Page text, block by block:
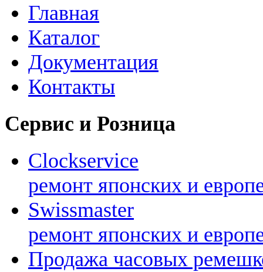
Главная
Каталог
Документация
Контакты
Сервис и Розница
Clockservice
ремонт японских и
Swissmaster
ремонт японских и
Продажа часовых